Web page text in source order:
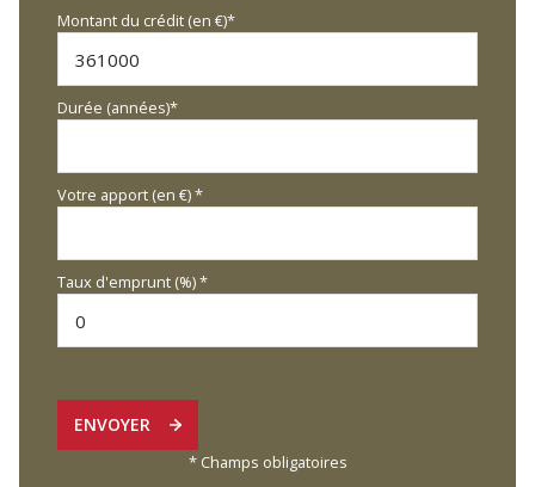
Montant du crédit (en €)*
Durée (années)*
Votre apport (en €) *
Taux d'emprunt (%) *
ENVOYER
* Champs obligatoires